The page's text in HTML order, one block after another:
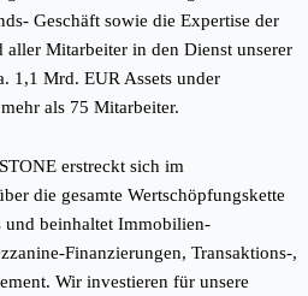
Geschäft sowie die Expertise der
aller Mitarbeiter in den Dienst unserer
1,1 Mrd. EUR Assets under
als 75 Mitarbeiter.
erstreckt sich im
die gesamte Wertschöpfungskette
und beinhaltet Immobilien-
Finanzierungen, Transaktions-,
Wir investieren für unsere